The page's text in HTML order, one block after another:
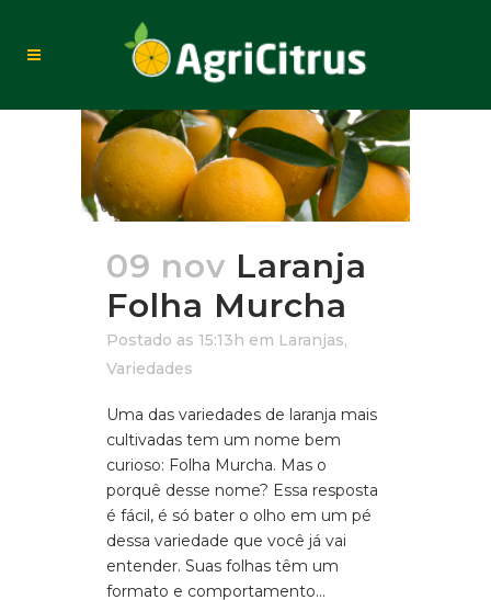
09 nov Laranja
Folha Murcha
Postado as 15:13h em Laranjas,
Variedades
Uma das variedades de laranja mais
cultivadas tem um nome bem
curioso: Folha Murcha. Mas o
porquê desse nome? Essa resposta
é fácil, é só bater o olho em um pé
dessa variedade que você já vai
entender. Suas folhas têm um
formato e comportamento...